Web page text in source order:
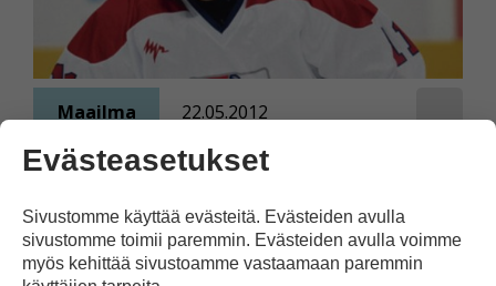
Putin ja Medvedev
vaihtoivat paikkoja
Maailma 22.05.2012
Putin palasi Venäjän presidentiksi.
Evästeasetukset
Sivustomme käyttää evästeitä. Evästeiden avulla
sivustomme toimii paremmin. Evästeiden avulla voimme
myös kehittää sivustoamme vastaamaan paremmin